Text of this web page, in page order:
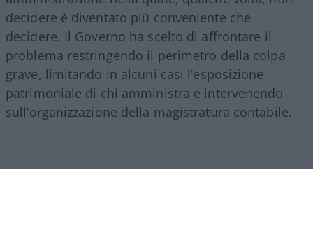
decidere è diventato più conveniente che
decidere. Il Governo ha scelto di affrontare il
problema restringendo il perimetro della colpa
grave, limitando in alcuni casi l’esposizione
patrimoniale di chi amministra e intervenendo
sull’organizzazione della magistratura contabile.